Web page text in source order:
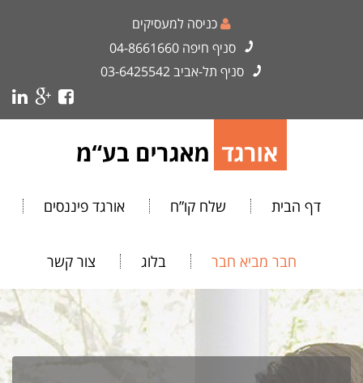
כניסה למעסיקים
סניף חיפה 04-8661660
סניף תל-אביב03-6425542
דף הבית שלח קו”ח אורגד פיננסים
חבר מביא חבר בלוג צור קשר